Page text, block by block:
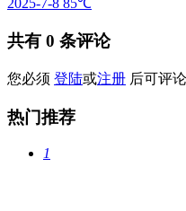
2025-7-8 85℃
共有 0 条评论
您必须 登陆或注册 后可评论
热门推荐
1